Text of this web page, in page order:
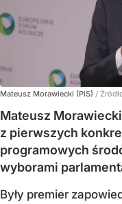
Mateusz Morawiecki (PiS) /
Mateusz
z pierwszych
programowych
wyborami
Były premier